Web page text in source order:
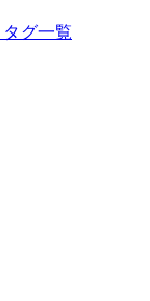
タグ一覧